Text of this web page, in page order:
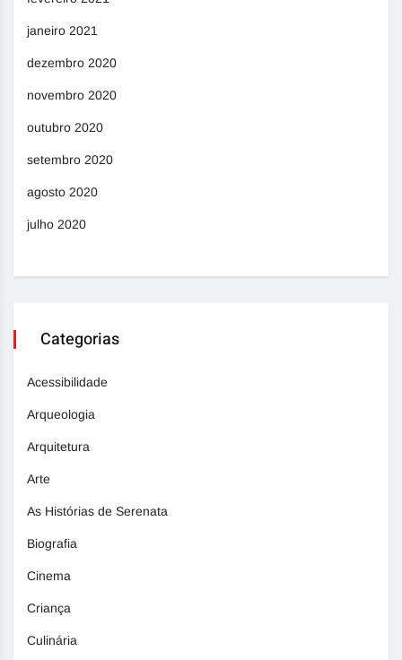
janeiro 2021
dezembro 2020
novembro 2020
outubro 2020
setembro 2020
agosto 2020
julho 2020
Categorias
Acessibilidade
Arqueologia
Arquitetura
Arte
As Histórias de Serenata
Biografia
Cinema
Criança
Culinária